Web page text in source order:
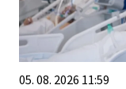
05. 08. 2026 11:59